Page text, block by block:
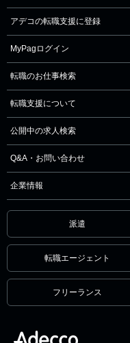
アデコの転職支援に登録
MyPagログイン
転職のお仕事検索
転職支援について
公開中の求人検索
Q&A・お問い合わせ
企業情報
派遣
転職エージェント
フリーランス